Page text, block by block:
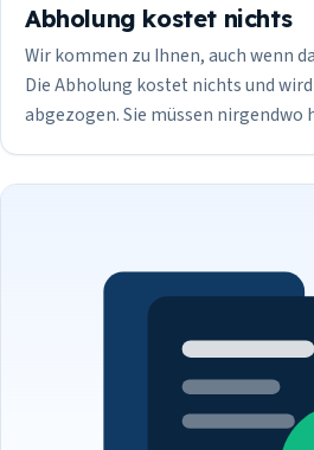
Abholung kostet nichts
Wir kommen zu Ihnen, auch wenn
Die Abholung kostet nichts und
abgezogen. Sie müssen nirgendwo